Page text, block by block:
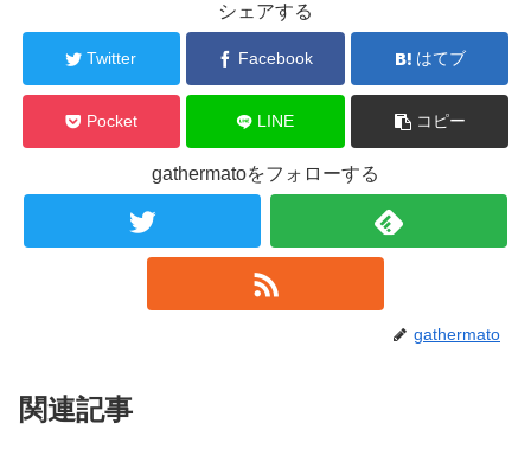
シェアする
Twitter Facebook はてブ
Pocket LINE コピー
gathermatoをフォローする
gathermato
関連記事